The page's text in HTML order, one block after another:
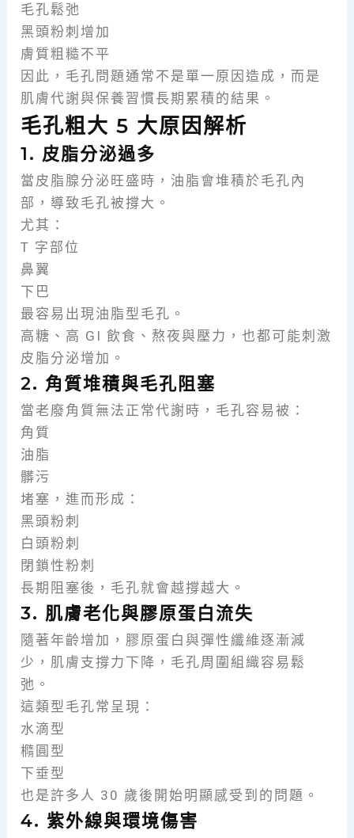
毛孔鬆弛
黑頭粉刺增加
膚質粗糙不平
因此，毛孔問題通常不是單一原因造成，而是
肌膚代謝與保養習慣長期累積的結果。
毛孔粗大 5 大原因解析
1. 皮脂分泌過多
當皮脂腺分泌旺盛時，油脂會堆積於毛孔內
部，導致毛孔被撐大。
尤其：
T 字部位
鼻翼
下巴
最容易出現油脂型毛孔。
高糖、高 GI 飲食、熬夜與壓力，也都可能刺激
皮脂分泌增加。
2. 角質堆積與毛孔阻塞
當老廢角質無法正常代謝時，毛孔容易被：
角質
油脂
髒污
堵塞，進而形成：
黑頭粉刺
白頭粉刺
閉鎖性粉刺
長期阻塞後，毛孔就會越撐越大。
3. 肌膚老化與膠原蛋白流失
隨著年齡增加，膠原蛋白與彈性纖維逐漸減
少，肌膚支撐力下降，毛孔周圍組織容易鬆
弛。
這類型毛孔常呈現：
水滴型
橢圓型
下垂型
也是許多人 30 歲後開始明顯感受到的問題。
4. 紫外線與環境傷害